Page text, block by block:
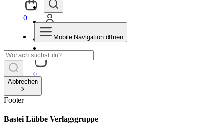
0
0
Mobile Navigation öffnen
Abbrechen
Footer
Bastei Lübbe Verlagsgruppe